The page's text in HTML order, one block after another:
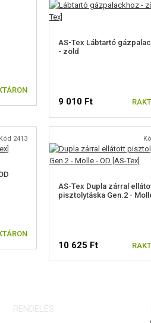
AS-Tex Lábtartó
- zöld
9 010 Ft
Kód 2413
AS-Tex Dupla zárral
pisztolytáska Gen.2 -
10 625 Ft
RENDELÉS